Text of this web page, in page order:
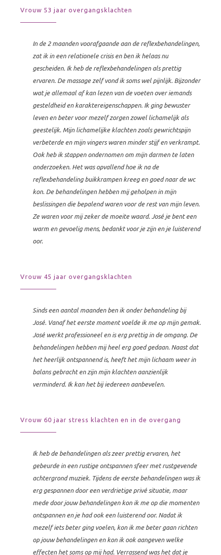
Vrouw 53 jaar overgangsklachten
In de 2 maanden voorafgaande aan de reflexbehandelingen,
zat ik in een relationele crisis en ben ik helaas nu
gescheiden. Ik heb de reflexbehandelingen als prettig
ervaren. De massage zelf vond ik soms wel pijnlijk. Bijzonder
wat je allemaal af kan lezen van de voeten over iemands
gesteldheid en karaktereigenschappen. Ik ging bewuster
leven en beter voor mezelf zorgen zowel lichamelijk als
geestelijk. Mijn lichamelijke klachten zoals gewrichtspijn
verbeterde en mijn vingers waren minder stijf en verkrampt.
Ook heb ik stappen ondernomen om mijn darmen te laten
onderzoeken. Het was opvallend hoe ik na de
reflexbehandeling buikkrampen kreeg en goed naar de wc
kon. De behandelingen hebben mij geholpen in mijn
beslissingen die bepalend waren voor de rest van mijn leven.
Ze waren voor mij zeker de moeite waard. José je bent een
warm en gevoelig mens, bedankt voor je zijn en je luisterend
oor.
Vrouw 45 jaar overgangsklachten
Sinds een aantal maanden ben ik onder behandeling bij
José. Vanaf het eerste moment voelde ik me op mijn gemak.
José werkt professioneel en is erg prettig in de omgang. De
behandelingen hebben mij heel erg goed gedaan. Naast dat
het heerlijk ontspannend is, heeft het mijn lichaam weer in
balans gebracht en zijn mijn klachten aanzienlijk
verminderd. Ik kan het bij iedereen aanbevelen.
Vrouw 60 jaar stress klachten en in de overgang
Ik heb de behandelingen als zeer prettig ervaren, het
gebeurde in een rustige ontspannen sfeer met rustgevende
achtergrond muziek. Tijdens de eerste behandelingen was ik
erg gespannen door een verdrietige privé situatie, maar
mede door jouw behandelingen kon ik me op die momenten
ontspannen en je had ook een luisterend oor. Nadat ik
mezelf iets beter ging voelen, kon ik me beter gaan richten
op jouw behandelingen en kon ik ook aangeven welke
effecten het soms op mij had. Verrassend was het dat je